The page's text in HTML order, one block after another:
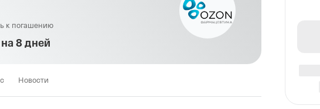
к погашению
8 дней
Новости